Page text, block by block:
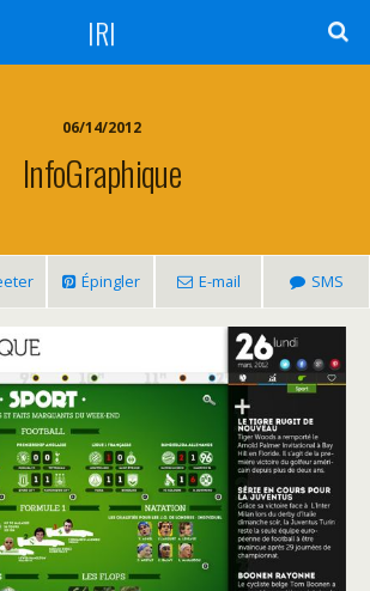
IRI
06/14/2012
InfoGraphique
Épingler E-mail SMS